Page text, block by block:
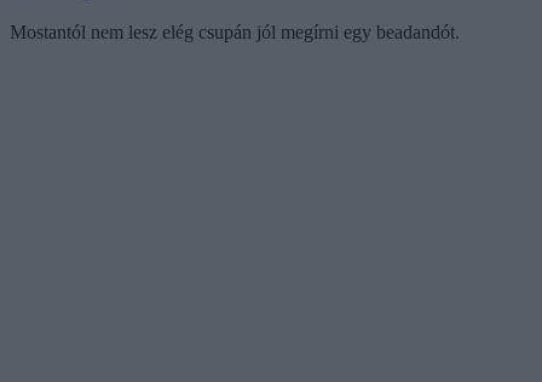
Mostantól nem lesz elég csupán jól megírni egy beadandót.